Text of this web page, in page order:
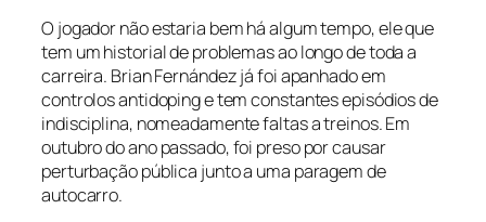
O jogador não estaria bem há algum tempo, ele que
tem um historial de problemas ao longo de toda a
carreira. Brian Fernández já foi apanhado em
controlos antidoping e tem constantes episódios de
indisciplina, nomeadamente faltas a treinos. Em
outubro do ano passado, foi preso por causar
perturbação pública junto a uma paragem de
autocarro.